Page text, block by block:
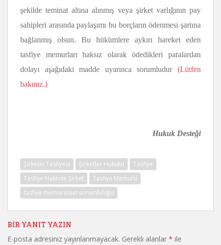
şekilde teminat altına alınmış veya şirket varlığının pay
sahipleri arasında paylaşımı bu borçların ödenmesi şartına
bağlanmış olsun. Bu hükümlere aykırı hareket eden
tasfiye memurları haksız olarak ödedikleri paralardan
dolayı aşağıdaki madde uyarınca sorumludur (Lütfen
bakınız.)
Hukuk Desteği
Şirketin Tasfiyesi Şirketler Hukuku
Tasfiye
Tasfiye Halinde Şirket
Tasfiye Memuru
tasfiye memurunun sorumluluğu
BIR YANIT YAZIN
E-posta adresiniz yayınlanmayacak. Gerekli alanlar * ile